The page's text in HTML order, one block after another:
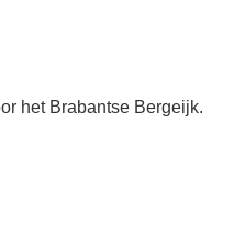
het Brabantse Bergeijk.